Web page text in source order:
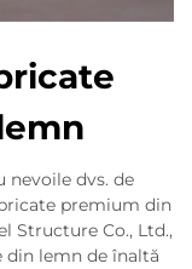
dvs. de
premium din
Structure Co., Ltd.,
din lemn de înaltă